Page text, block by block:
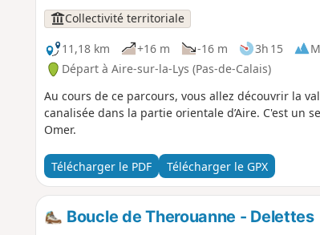
Collectivité territoriale
11,18 km
+16 m -16 m 3h 15
Départ à Aire-sur-la-Lys (Pas-de-Calais)
Au cours de ce parcours, vous allez découvrir la
canalisée dans la partie orientale d’Aire. C'est un
Omer.
Télécharger le PDF Télécharger le GPX
Boucle de Therouanne - Delettes